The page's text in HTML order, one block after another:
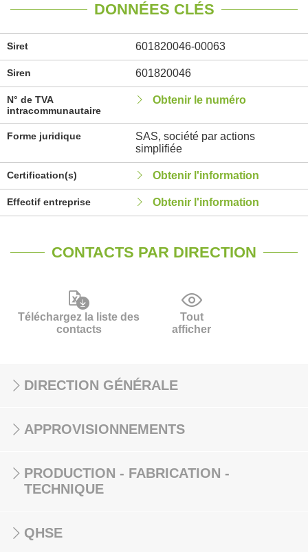
DONNÉES CLÉS
Siret 601820046-00063
Siren 601820046
N° de TVA
intracommunautaire
Obtenir le numéro
Forme juridique
SAS, société par actions
simplifiée
Certification(s) Obtenir l'information
Effectif entreprise Obtenir l'information
CONTACTS PAR DIRECTION
Téléchargez la liste des
contacts
Tout
afficher
DIRECTION GÉNÉRALE
APPROVISIONNEMENTS
PRODUCTION - FABRICATION -
TECHNIQUE
QHSE